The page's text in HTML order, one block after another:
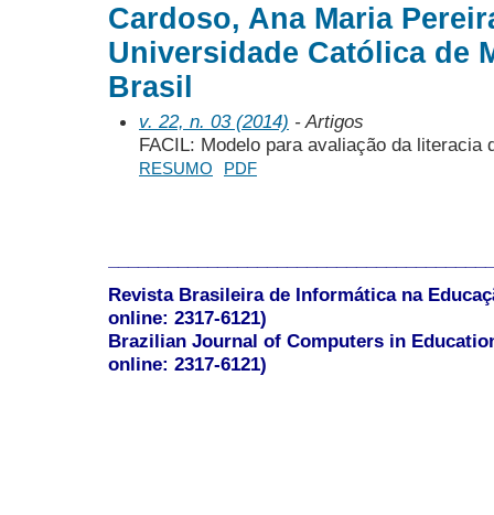
Cardoso, Ana Maria
Universidade Católica de
Brasil
v. 22, n. 03 (2014) - Artigos
FACIL: Modelo para avaliação da literacia
RESUMO PDF
Revista Brasileira de Informática na
online: 2317-6121)
Brazilian Journal of Computers in
online: 2317-6121)